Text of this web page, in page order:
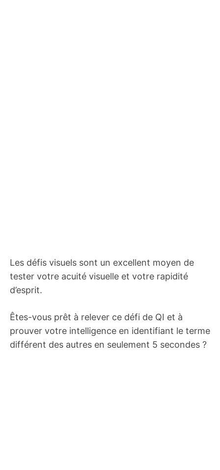
Les défis visuels sont un excellent moyen de
tester votre acuité visuelle et votre rapidité
d’esprit.
Êtes-vous prêt à relever ce défi de QI et à
prouver votre intelligence en identifiant le terme
différent des autres en seulement 5 secondes ?